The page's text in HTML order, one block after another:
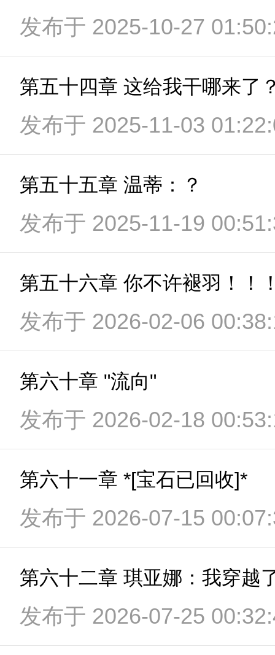
发布于 2025-10-27
第五十四章 这给我干哪来了
发布于 2025-11-03
第五十五章 温蒂：？
发布于 2025-11-19
第五十六章 你不许褪羽！！
发布于 2026-02-06
第六十章 "流向"
发布于 2026-02-18
第六十一章 *[宝石已回收]*
发布于 2026-07-15
第六十二章 琪亚娜：我穿越
发布于 2026-07-25